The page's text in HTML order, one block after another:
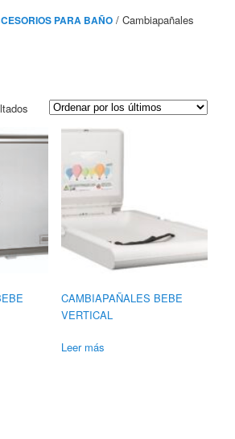
PARA BAÑO / Cambiapañales
Ordenado
los
CAMBIAPAÑALES BEBE
VERTICAL
Leer más